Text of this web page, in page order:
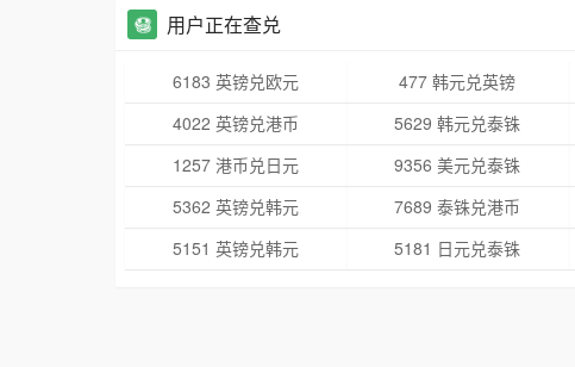
用户正在查兑
6183 英镑兑欧元 477 韩元兑英镑
4022 英镑兑港币
5629 韩元兑泰铢
1257 港币兑日元
9356 美元兑泰铢
5362 英镑兑韩元
7689 泰铢兑港币
5151 英镑兑韩元
5181 日元兑泰铢